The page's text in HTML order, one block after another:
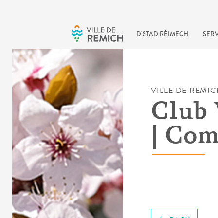
D’STAD RÉIMECH
VILLE DE
Club
|